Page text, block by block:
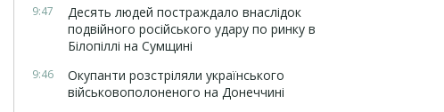
9:47
Десять людей постраждало внаслідок
подвійного російського удару по ринку в
Білопіллі на Сумщині
9:46
Окупанти розстріляли українського
військовополоненого на Донеччині